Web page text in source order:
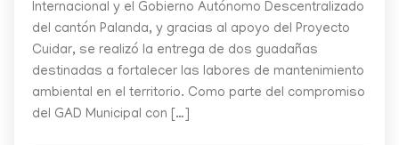
Internacional y el Gobierno Autónomo Descentralizado
del cantón Palanda, y gracias al apoyo del Proyecto
Cuidar, se realizó la entrega de dos guadañas
destinadas a fortalecer las labores de mantenimiento
ambiental en el territorio. Como parte del compromiso
del GAD Municipal con […]